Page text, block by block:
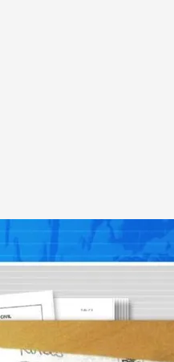
confirmar o
y explicar cómo